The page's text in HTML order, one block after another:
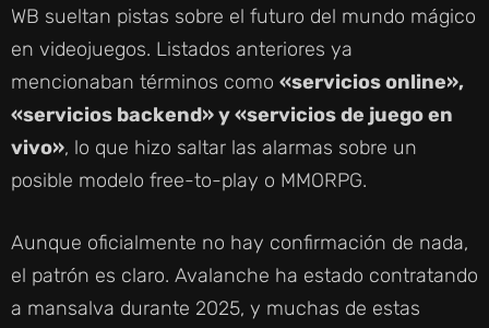
WB sueltan pistas sobre el futuro del mundo mágico
en videojuegos. Listados anteriores ya
mencionaban términos como «servicios online»,
«servicios backend» y «servicios de juego en
vivo», lo que hizo saltar las alarmas sobre un
posible modelo free-to-play o MMORPG.
Aunque oficialmente no hay confirmación de nada,
el patrón es claro. Avalanche ha estado contratando
a mansalva durante 2025, y muchas de estas